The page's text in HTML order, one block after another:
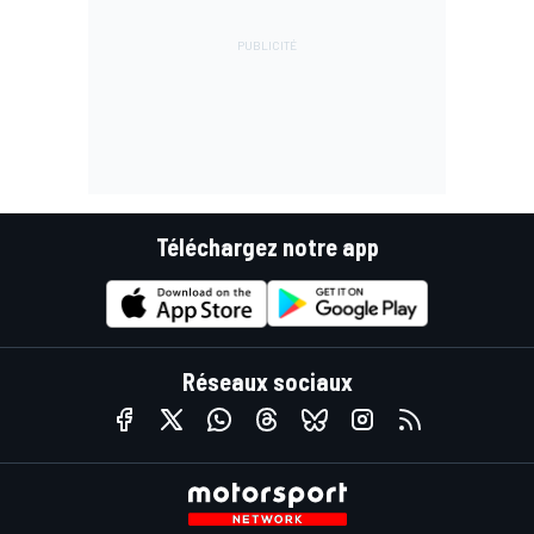
Téléchargez notre app
Réseaux sociaux